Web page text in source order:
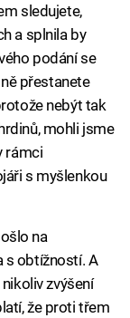
sledujete,
a splnila by
podání se
přestanete
nebýt tak
mohli jsme
rámci
s myšlenkou
na
s obtížností. A
zvýšení
že proti třem